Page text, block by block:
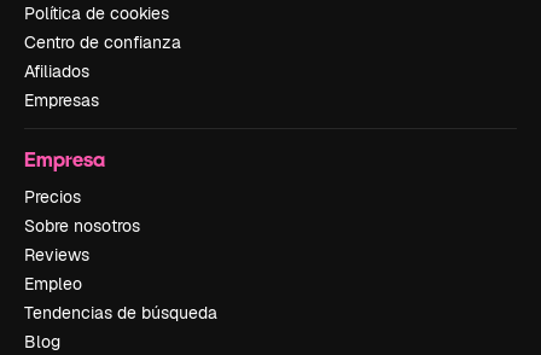
Política de cookies
Centro de confianza
Afiliados
Empresas
Empresa
Precios
Sobre nosotros
Reviews
Empleo
Tendencias de búsqueda
Blog